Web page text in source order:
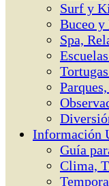
Surf y
Buceo y
Spa,
Información
Guía
Clima,